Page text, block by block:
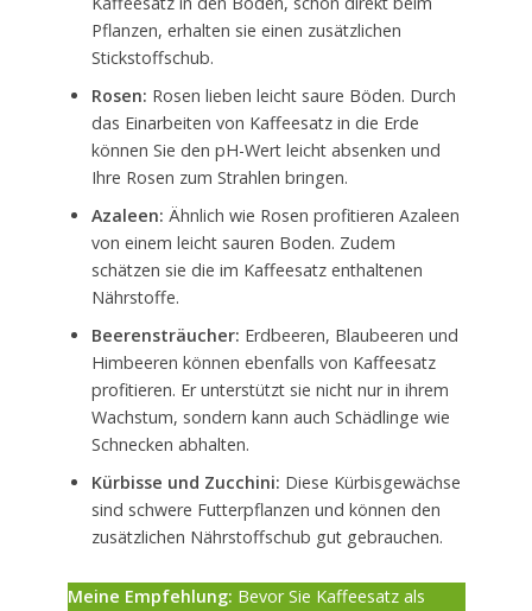
Pflanzen, erhalten sie einen zusätzlichen
Stickstoffschub.
Rosen: Rosen lieben leicht saure Böden. Durch
das Einarbeiten von Kaffeesatz in die Erde
können Sie den pH-Wert leicht absenken und
Ihre Rosen zum Strahlen bringen.
Azaleen: Ähnlich wie Rosen profitieren Azaleen
von einem leicht sauren Boden. Zudem
schätzen sie die im Kaffeesatz enthaltenen
Nährstoffe.
Beerensträucher: Erdbeeren, Blaubeeren und
Himbeeren können ebenfalls von Kaffeesatz
profitieren. Er unterstützt sie nicht nur in ihrem
Wachstum, sondern kann auch Schädlinge wie
Schnecken abhalten.
Kürbisse und Zucchini: Diese Kürbisgewächse
sind schwere Futterpflanzen und können den
zusätzlichen Nährstoffschub gut gebrauchen.
Meine Empfehlung: Bevor Sie Kaffeesatz als